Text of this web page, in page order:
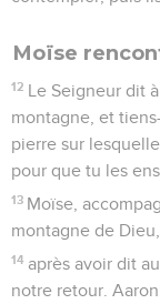
Moïse
12 Le Seigneur dit
montagne, et
pierre sur
pour que tu les
13 Moïse,
montagne de Dieu,
14 après avoir dit
notre retour.